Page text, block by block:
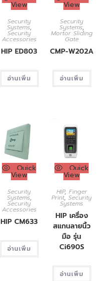
View
Security
Systems,
Security
Accessories
HIP ED803
อ่านเพิ่ม
View
Security
Systems,
Mortor Sliding
Gate
CMP-W202A
อ่านเพิ่ม
Quick
View
Security
Systems,
Security
Accessories
HIP CM633
อ่านเพิ่ม
Quick
View
HIP, Finger
Print,Security
Systems
HIP เครื่อง
สแกนลายนิ้ว
มือ รุ่น
Ci690S
อ่านเพิ่ม